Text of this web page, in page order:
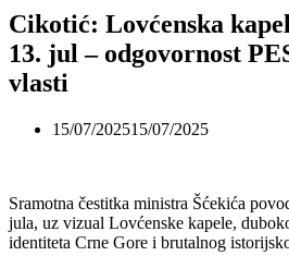
Cikotić: Lovćenska
13. jul – odgovornost
vlasti
15/07/202515/07/2025
Sramotna čestitka ministra Šćekića
jula, uz vizual Lovćenske kapele,
identiteta Crne Gore i brutalnog